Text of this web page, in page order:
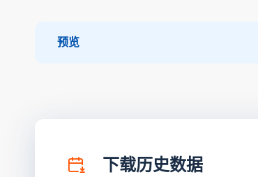
预览
下载历史数据